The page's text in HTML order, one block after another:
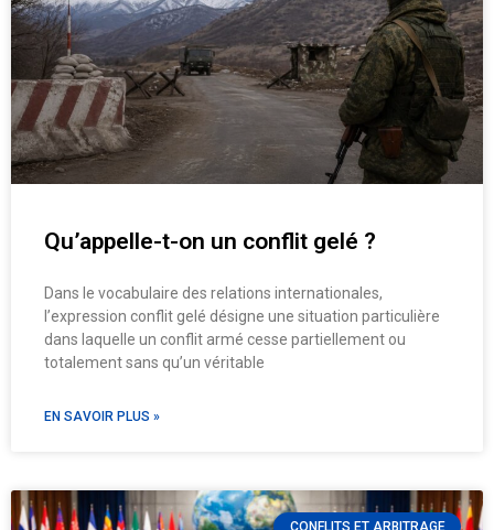
Qu’appelle-t-on un conflit gelé ?
Dans le vocabulaire des relations internationales,
l’expression conflit gelé désigne une situation particulière
dans laquelle un conflit armé cesse partiellement ou
totalement sans qu’un véritable
EN SAVOIR PLUS »
CONFLITS ET ARBITRAGE